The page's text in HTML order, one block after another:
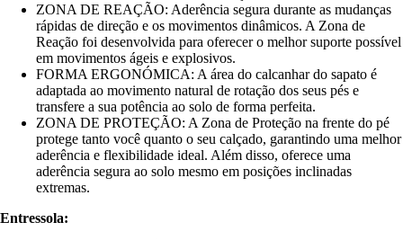
ZONA DE REAÇÃO: Aderência segura durante as mudanças
rápidas de direção e os movimentos dinâmicos. A Zona de
Reação foi desenvolvida para oferecer o melhor suporte possível
em movimentos ágeis e explosivos.
FORMA ERGONÓMICA: A área do calcanhar do sapato é
adaptada ao movimento natural de rotação dos seus pés e
transfere a sua potência ao solo de forma perfeita.
ZONA DE PROTEÇÃO: A Zona de Proteção na frente do pé
protege tanto você quanto o seu calçado, garantindo uma melhor
aderência e flexibilidade ideal. Além disso, oferece uma
aderência segura ao solo mesmo em posições inclinadas
extremas.
Entressola: